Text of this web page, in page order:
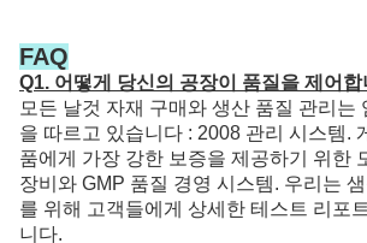
FAQ
Q1. 어떻게 당신의 공장이 품질을 제어합
모든 날것 자재 구매와 생산 품질 관리는
을 따르고 있습니다 : 2008 관리 시스템.
품에게 가장 강한 보증을 제공하기 위한
장비와 GMP 품질 경영 시스템. 우리는
를 위해 고객들에게 상세한 테스트 리포
니다.